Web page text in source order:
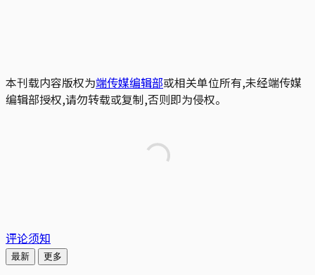
本刊载内容版权为端传媒编辑部或相关单位所有,未经端传媒
编辑部授权,请勿转载或复制,否则即为侵权。
评论须知
最新 更多